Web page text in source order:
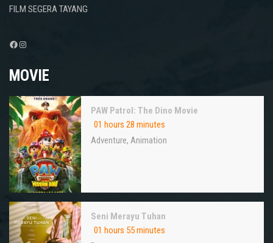
FILM SEGERA TAYANG
Facebook
Instagram
MOVIE
PAW Patrol: The Dino Movie
01 hours 28 minutes
Adventure, Animation
Seni Merayu Tuhan
01 hours 55 minutes